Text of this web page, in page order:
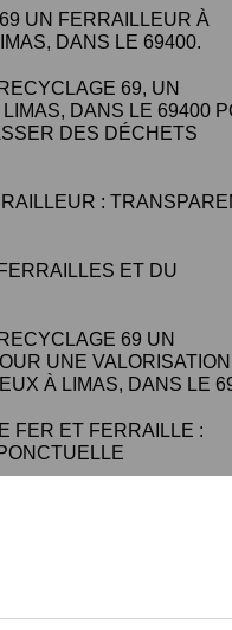
UN FERRAILLEUR À
DANS LE 69400.
69, UN
DANS LE 69400
DES DÉCHETS
:
ET DU
69 UN
UNE
À LIMAS, DANS LE
FER ET FERRAILLE :